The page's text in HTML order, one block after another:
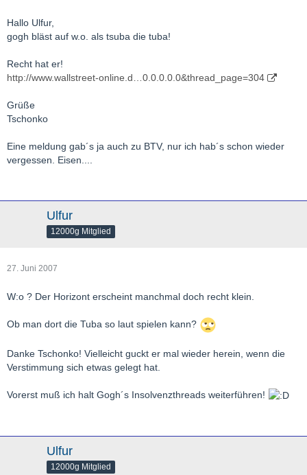
Hallo Ulfur,
gogh bläst auf w.o. als tsuba die tuba!
Recht hat er!
http://www.wallstreet-online.d…0.0.0.0.0&thread_page=304
Grüße
Tschonko
Eine meldung gab´s ja auch zu BTV, nur ich hab´s schon wieder
vergessen. Eisen....
Ulfur
12000g Mitglied
27. Juni 2007
W:o ? Der Horizont erscheint manchmal doch recht klein.
Ob man dort die Tuba so laut spielen kann?
Danke Tschonko! Vielleicht guckt er mal wieder herein, wenn die
Verstimmung sich etwas gelegt hat.
Vorerst muß ich halt Gogh´s Insolvenzthreads weiterführen!
Ulfur
12000g Mitglied